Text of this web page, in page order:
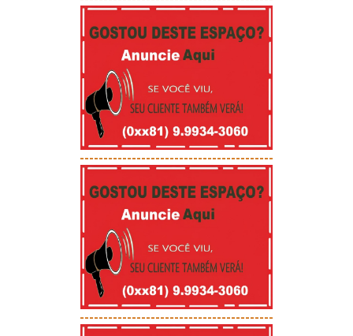
-----------------------------------------
-----------------------------------------